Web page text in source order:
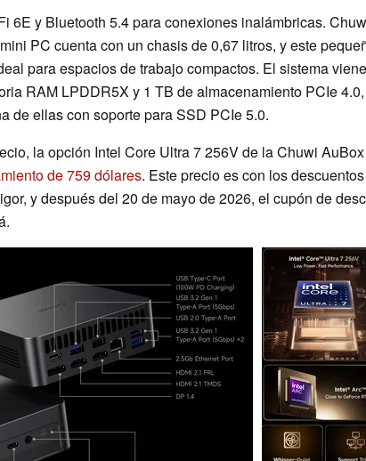
6E y Bluetooth 5.4 para conexiones inalámbricas.
PC cuenta con un chasis de 0,67 litros, y este
para espacios de trabajo compactos. El sistema
RAM LPDDR5X y 1 TB de almacenamiento PCIe
de ellas con soporte para SSD PCIe 5.0.
la opción Intel Core Ultra 7 256V de la Chuwi
de 759 dólares. Este precio es con los
y después del 20 de mayo de 2026, el cupón de